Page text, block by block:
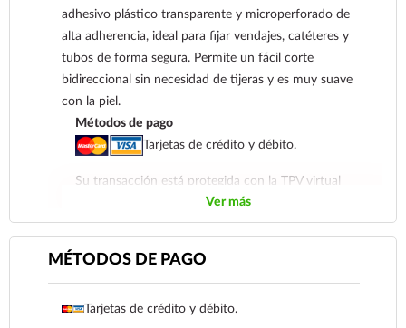
adhesivo plástico transparente y microperforado de
alta adherencia, ideal para fijar vendajes, catéteres y
tubos de forma segura. Permite un fácil corte
bidireccional sin necesidad de tijeras y es muy suave
con la piel.
Métodos de pago
Tarjetas de crédito y débito.
Su transacción está protegida con la TPV virtual
de Santander Elavon, que utiliza 3D Secure,
proporcionando al usuario la verificación de dos
Contra Entrega para clientes de
Coatzacoalcos
Ver más
MÉTODOS DE PAGO
Tarjetas de crédito y débito.